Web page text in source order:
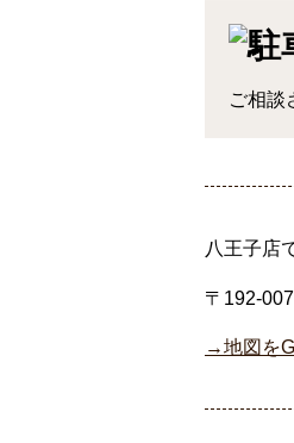
ご相談
八王子店
〒192-
→地図を